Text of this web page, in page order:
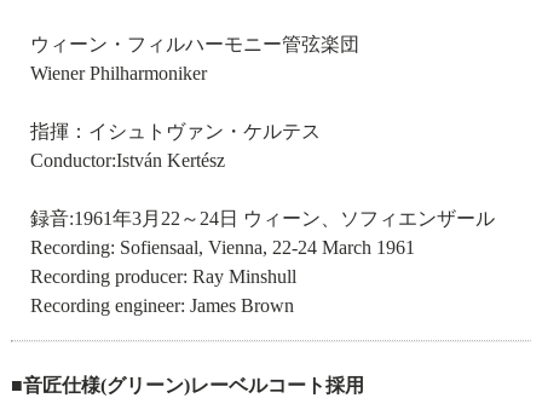
ウィーン・フィルハーモニー管弦楽団
Wiener Philharmoniker
指揮：イシュトヴァン・ケルテス
Conductor:István Kertész
録音:1961年3月22～24日 ウィーン、ソフィエンザール
Recording: Sofiensaal, Vienna, 22-24 March 1961
Recording producer: Ray Minshull
Recording engineer: James Brown
■音匠仕様(グリーン)レーベルコート採用